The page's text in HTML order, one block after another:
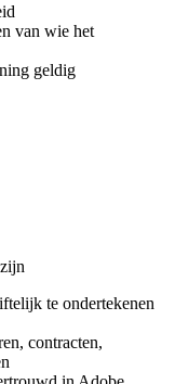
van wie het
geldig
te ondertekenen
contracten,